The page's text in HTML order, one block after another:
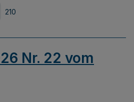
210
Nr. 22 vom